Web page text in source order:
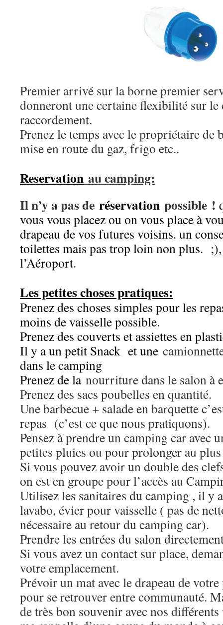
Premier arrivé sur la borne premier
donneront une certaine flexibilité sur le
raccordement.
Prenez le temps avec le propriétaire de
mise en route du gaz, frigo etc..
Reservation au camping:
Il n’y a pas de réservation possible !
vous vous placez ou on vous place à
drapeau de vos futures voisins. un
toilettes mais pas trop loin non plus. ;),
l’Aéroport.
Les petites choses pratiques:
Prenez des choses simples pour les
moins de vaisselle possible.
Prenez des couverts et assiettes en
Il y a un petit Snack et une
dans le camping
Prenez de la nourriture dans le salon à
Prenez des sacs poubelles en quantité.
Une barbecue + salade en barquette
repas (c’est ce que nous pratiquons).
Pensez à prendre un camping car avec
petites pluies ou pour prolonger au
Si vous pouvez avoir un double des
on est en groupe pour l’accès au
Utilisez les sanitaires du camping , il y
lavabo, évier pour vaisselle ( pas de
nécessaire au retour du camping car).
Prendre les entrées du salon
Si vous avez un contact sur place,
votre emplacement.
Prévoir un mat avec le drapeau de votre
pour se retrouver entre communauté.
de très bon souvenir avec nos